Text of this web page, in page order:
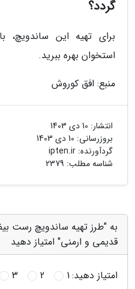
گردد؟
برای تهیه این ساندویچ،
استخوان بهره ببرید.
منبع: افق کوروش
انتشار: 10 دی 1403
بروزرسانی: 10 دی 1403
گردآورنده: ipten.ir
شناسه مطلب: 2379
به "طرز تهیه ساندویچ رست
قدیمی و ارمنی" امتیاز دهید
امتیاز دهید:1
2
3